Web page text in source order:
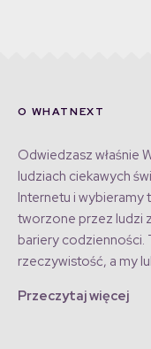
O WHATNEXT
Odwiedzasz właśnie
ludziach ciekawych
Internetu i wybieramy
tworzone przez ludzi
bariery codzienności.
rzeczywistość, a my
Przeczytaj więcej